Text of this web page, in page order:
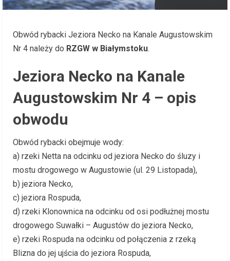
Obwód rybacki Jeziora Necko na Kanale Augustowskim
Nr 4 należy do RZGW w Białymstoku.
Jeziora Necko na Kanale
Augustowskim Nr 4 – opis
obwodu
Obwód rybacki obejmuje wody:
a) rzeki Netta na odcinku od jeziora Necko do śluzy i
mostu drogowego w Augustowie (ul. 29 Listopada),
b) jeziora Necko,
c) jeziora Rospuda,
d) rzeki Klonownica na odcinku od osi podłużnej mostu
drogowego Suwałki – Augustów do jeziora Necko,
e) rzeki Rospuda na odcinku od połączenia z rzeką
Blizna do jej ujścia do jeziora Rospuda,